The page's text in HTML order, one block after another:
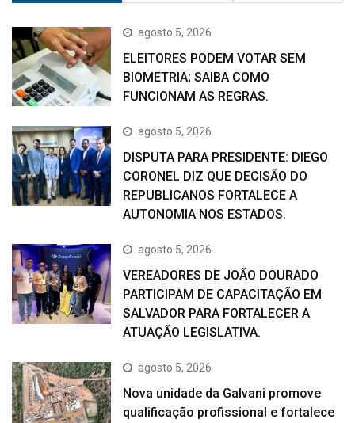
agosto 5, 2026
ELEITORES PODEM VOTAR SEM
BIOMETRIA; SAIBA COMO
FUNCIONAM AS REGRAS.
agosto 5, 2026
DISPUTA PARA PRESIDENTE: DIEGO
CORONEL DIZ QUE DECISÃO DO
REPUBLICANOS FORTALECE A
AUTONOMIA NOS ESTADOS.
agosto 5, 2026
VEREADORES DE JOÃO DOURADO
PARTICIPAM DE CAPACITAÇÃO EM
SALVADOR PARA FORTALECER A
ATUAÇÃO LEGISLATIVA.
agosto 5, 2026
Nova unidade da Galvani promove
qualificação profissional e fortalece